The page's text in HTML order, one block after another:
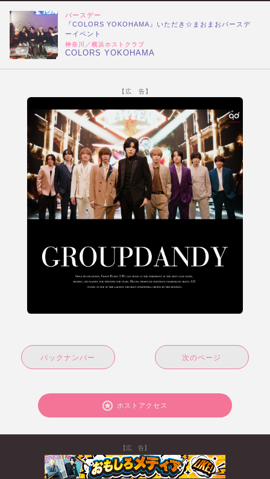
バースデー
『COLORS YOKOHAMA』いただき☆まおまおバースデ
ーイベント
神奈川／横浜ホストクラブ
COLORS YOKOHAMA
【広 告】
バックナンバー 次のページ
ホストアクセス
【広 告】